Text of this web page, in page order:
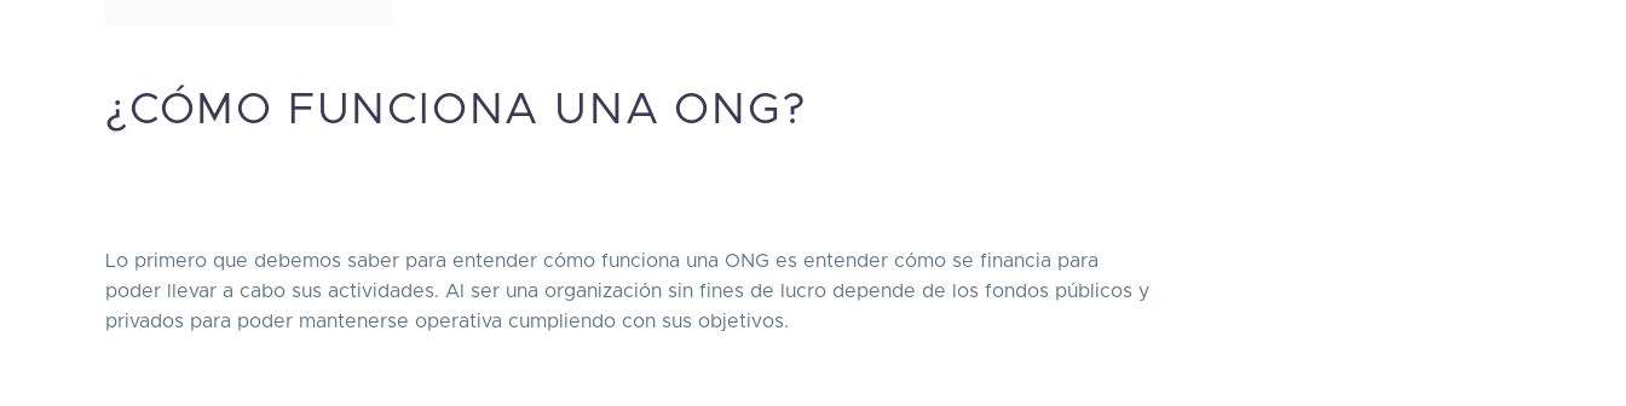
¿CÓMO FUNCIONA UNA ONG?
Lo primero que debemos saber para entender cómo funciona una ONG es entender cómo se financia para
poder llevar a cabo sus actividades. Al ser una organización sin fines de lucro depende de los fondos públicos y
privados para poder mantenerse operativa cumpliendo con sus objetivos.